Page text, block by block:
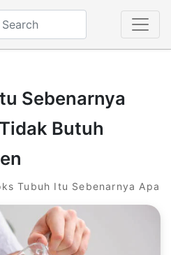
Sebenarnya
Butuh
Tubuh Itu Sebenarnya Apa